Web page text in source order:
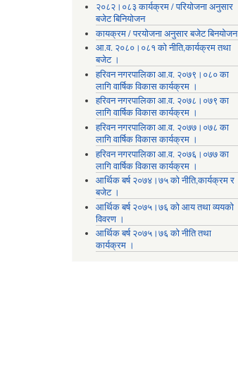
२०८२।०८३ कार्यक्रम / परियोजना अनुसार
बजेट बिनियोजन
कायक्रम / परयोजना अनुसार बजेट बिनयोजन
आ.व. २०८०।०८१ को नीति,कार्यक्रम तथा
बजेट ।
हरिवन नगरपालिका आ‍.व. २०७९।०८० का
लागि वार्षिक विकास कार्यक्रम ।
हरिवन नगरपालिका आ‍.व. २०७८।०७९ का
लागि वार्षिक विकास कार्यक्रम ।
हरिवन नगरपालिका आ‍.व. २०७७।०७८ का
लागि वार्षिक विकास कार्यक्रम ।
हरिवन नगरपालिका आ‍.व. २०७६।०७७ का
लागि वार्षिक विकास कार्यक्रम ।
आर्थिक बर्ष २०७४।७५ को नीति,कार्यक्रम र
बजेट ।
आर्थिक बर्ष २०७५।७६ को आय तथा व्ययकाे
विवरण ।
आर्थिक बर्ष २०७५।७६ को नीति तथा
कार्यक्रम ।